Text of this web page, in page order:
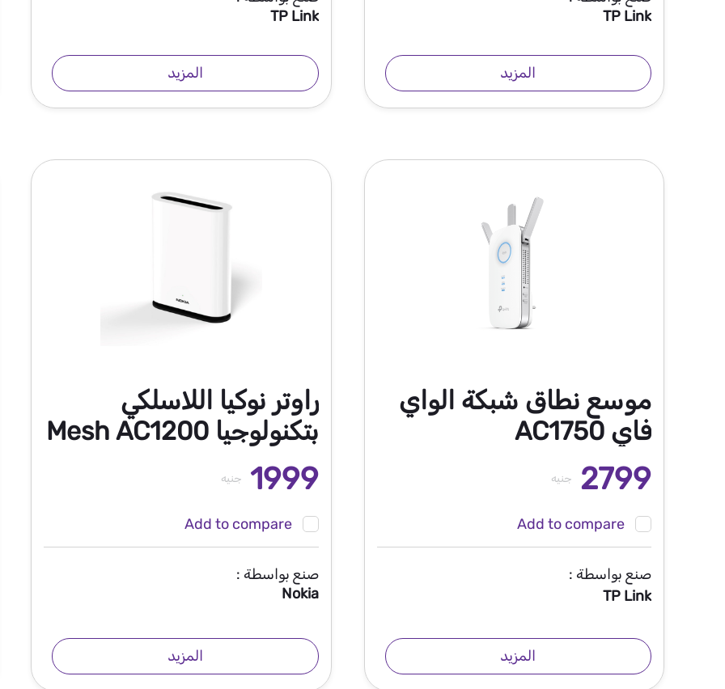
TP Link
المزيد
TP Link
المزيد
موسع نطاق شبكة الواي
فاي AC1750
2799 جنيه
Add to compare
صنع بواسطة :
TP Link
المزيد
راوتر نوكيا اللاسلكي
بتكنولوجيا Mesh AC1200
1999 جنيه
Add to compare
صنع بواسطة :
Nokia
المزيد